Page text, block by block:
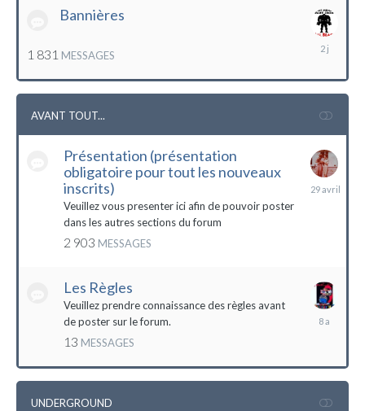
Bannières
1 831 MESSAGES
lundi
AVANT TOUT...
Présentation (présentation
obligatoire pour tout les nouveaux
inscrits)
Veuillez vous presenter ici afin de pouvoir poster
dans les autres sections du forum
2 903 MESSAGES
29
Les Règles
Veuillez prendre connaissance des règles avant
de poster sur le forum.
13 MESSAGES
UNDERGROUND